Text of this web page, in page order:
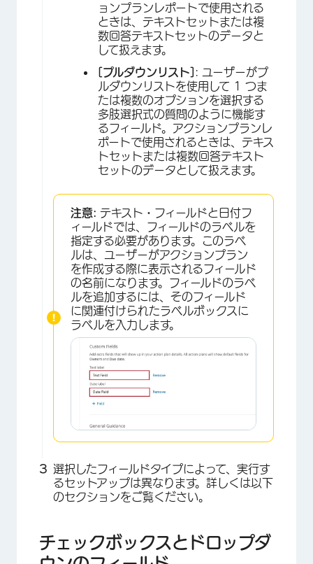
×
×
ョンプランレポートで使用される
ときは、テキストセットまたは複
数回答テキストセットのデータと
して扱えます。
[プルダウンリスト]
: ユーザーがプ
ルダウンリストを使用して 1 つま
たは複数のオプションを選択する
多肢選択式の質問のように機能す
るフィールド。アクションプランレ
ポートで使用されるときは、テキス
トセットまたは複数回答テキスト
セットのデータとして扱えます。
注意: テキスト・フィールドと日付フ
ィールドでは、フィールドのラベルを
指定する必要があります。このラベ
ルは、ユーザーがアクションプラン
を作成する際に表示されるフィールド
の名前になります。フィールドのラベ
ルを追加するには、そのフィールド
に関連付けられたラベルボックスに
ラベルを入力します。
選択したフィールドタイプによって、実行す
るセットアップは異なります。詳しくは以下
のセクションをご覧ください。
チェックボックスとドロップダ